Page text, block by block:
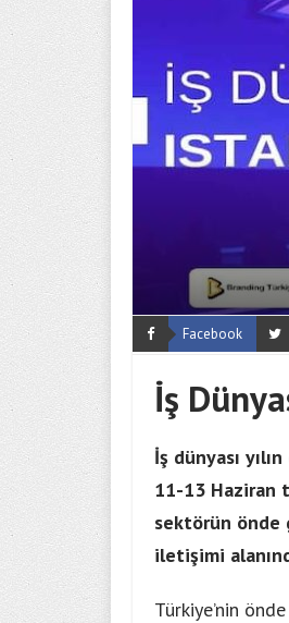
Facebook
İş
İş dünyası
11-13 Haziran
sektörün önde
iletişimi
Türkiye’nin